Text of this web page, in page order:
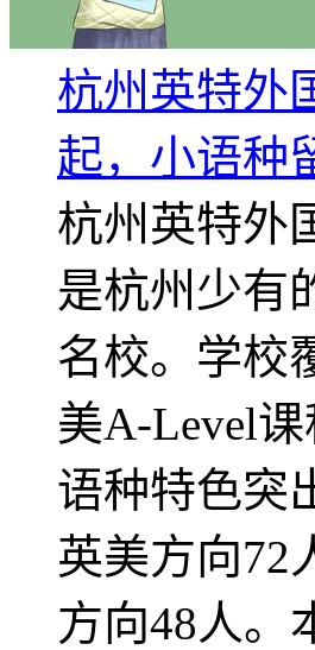
杭州英特外
起，小语种
杭州英特外
是杭州少有
名校。学校
美A-Level
语种特色突
英美方向72
方向48人。